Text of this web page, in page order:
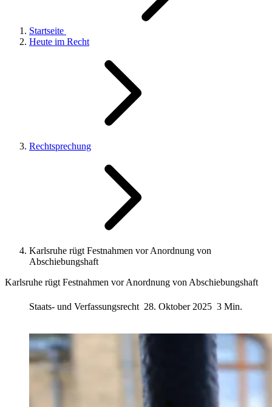
Startseite
Heute im Recht
Rechtsprechung
Karlsruhe rügt Festnahmen vor Anordnung von
Abschiebungshaft
Karlsruhe rügt Festnahmen vor Anordnung von Abschiebungshaft
Staats- und Verfassungsrecht 28. Oktober 2025 3 Min.